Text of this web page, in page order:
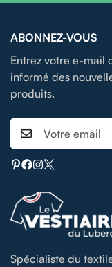
Spécialiste du
ABONNEZ-VOUS
Entrez votre e-mail
informé des
produits.